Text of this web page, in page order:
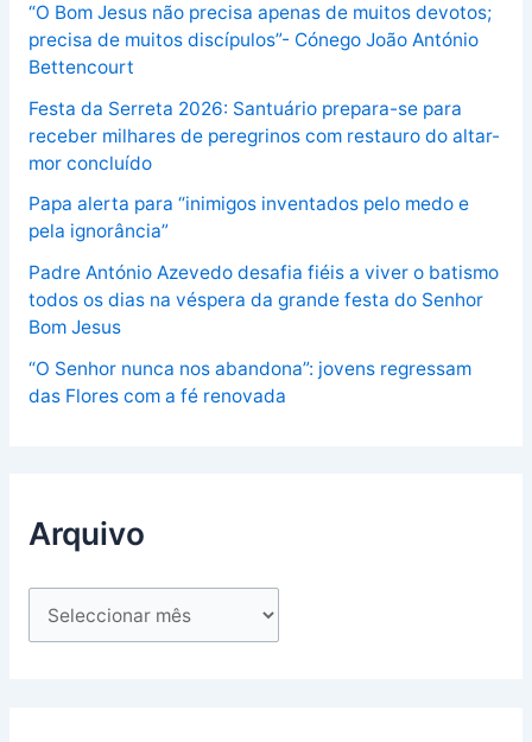
“O Bom Jesus não precisa apenas de muitos devotos;
precisa de muitos discípulos”- Cónego João António
Bettencourt
Festa da Serreta 2026: Santuário prepara-se para
receber milhares de peregrinos com restauro do altar-
mor concluído
Papa alerta para “inimigos inventados pelo medo e
pela ignorância”
Padre António Azevedo desafia fiéis a viver o batismo
todos os dias na véspera da grande festa do Senhor
Bom Jesus
“O Senhor nunca nos abandona”: jovens regressam
das Flores com a fé renovada
Arquivo